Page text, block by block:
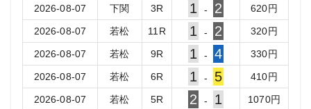
2026-08-07 下関 3R 1 - 2 620円
2026-08-07 若松 11 R 1 - 2 320円
2026-08-07 若松 9R 1 - 4 330円
2026-08-07 若松 6R 1 - 5 410円
2026-08-07 若松 5R 2 - 1 1070円